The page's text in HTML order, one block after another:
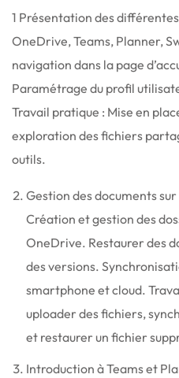
1 Présentation des
OneDrive, Teams, Planner,
navigation dans la page
Paramétrage du profil
Travail pratique : Mise en
exploration des fichiers
outils.
Gestion des documents
Création et gestion des
OneDrive. Restaurer des
des versions.
smartphone et cloud.
uploader des fichiers,
et restaurer un fichier
Introduction à Teams et